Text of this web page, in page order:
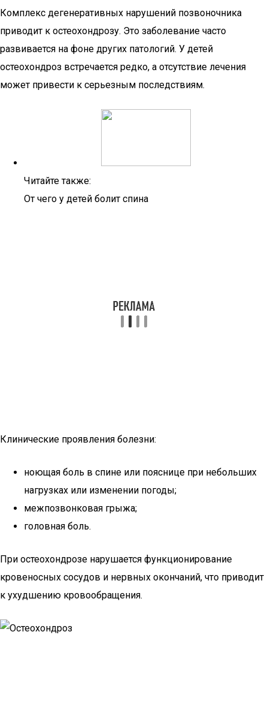
Комплекс дегенеративных нарушений позвоночника
приводит к остеохондрозу. Это заболевание часто
развивается на фоне других патологий. У детей
остеохондроз встречается редко, а отсутствие лечения
может привести к серьезным последствиям.
Читайте также:
От чего у детей болит спина
Клинические проявления болезни:
ноющая боль в спине или пояснице при небольших
нагрузках или изменении погоды;
межпозвонковая грыжа;
головная боль.
При остеохондрозе нарушается функционирование
кровеносных сосудов и нервных окончаний, что приводит
к ухудшению кровообращения.